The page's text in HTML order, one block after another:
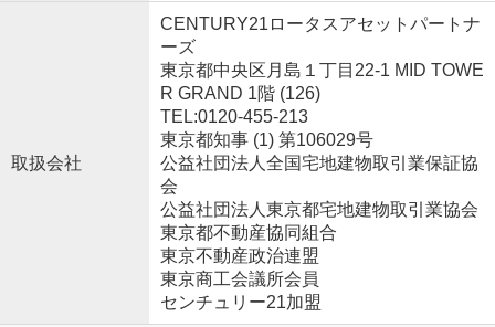
取扱会社
CENTURY21ロータスアセットパートナ
ーズ
東京都中央区月島１丁目22-1 MID TOWE
R GRAND 1階 (126)
TEL:0120-455-213
東京都知事 (1) 第106029号
公益社団法人全国宅地建物取引業保証協
会
公益社団法人東京都宅地建物取引業協会
東京都不動産協同組合
東京不動産政治連盟
東京商工会議所会員
センチュリー21加盟